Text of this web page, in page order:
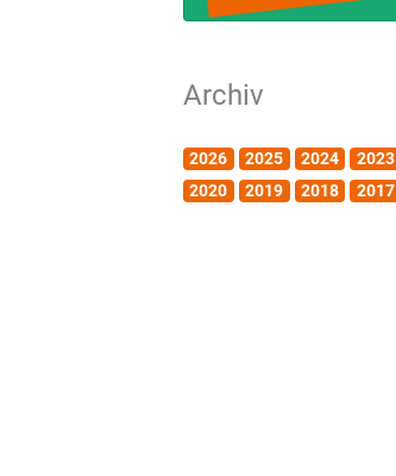
Archiv
2026 2025 2024 2023
2020
2019 2018 2017